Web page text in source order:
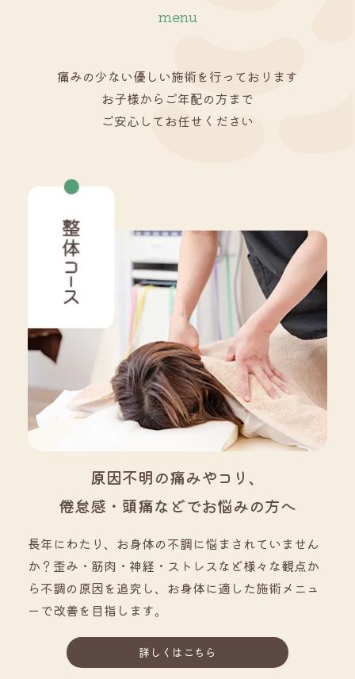
menu
痛みの少ない優しい施術を行っております
お子様からご年配の方まで
ご安心してお任せください
原因不明の痛みやコリ、
倦怠感・頭痛などでお悩みの方へ
長年にわたり、お身体の不調に悩まされていません
か？歪み・筋肉・神経・ストレスなど様々な観点か
ら不調の原因を追究し、お身体に適した施術メニュ
ーで改善を目指します。
詳しくはこちら